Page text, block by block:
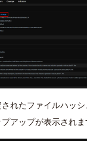
れたファイルハッ
アップが表示されま